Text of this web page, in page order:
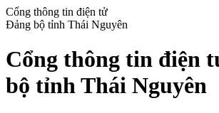
Cổng thông tin điện tử
Đảng bộ tỉnh Thái Nguyên
Cổng thông tin điện
bộ tỉnh Thái Nguyên